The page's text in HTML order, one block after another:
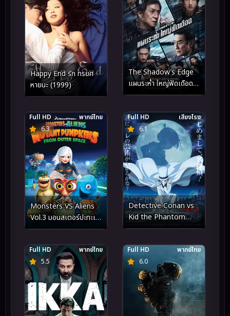
Happy End รัก ทรยศ
หายนะ (1999)
The Shadow’s Edge
แผนระห่ำ ใหญ่ฟัดเดือด
(2025)
6.3
Full HD พากย์ไทย
Monsters VS Aliens
Vol.3 มอนสเตอร์ปะทะเอ
เลี่ยน ชุด 3
6.1
Full HD เสียงโรง
Detective Conan vs
Kid the Phantom
Thief (2024) ยอดนักสืบ
5.5
Full HD พากย์ไทย
6.0
Full HD พากย์ไทย